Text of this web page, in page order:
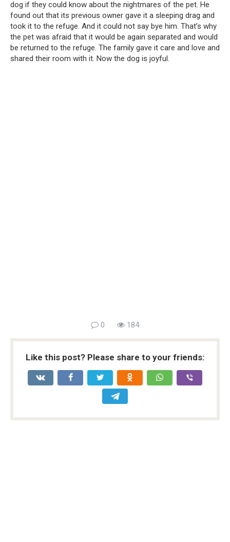
dog if they could know about the nightmares of the pet. He
found out that its previous owner gave it a sleeping drag and
took it to the refuge. And it could not say bye him. That’s why
the pet was afraid that it would be again separated and would
be returned to the refuge. The family gave it care and love and
shared their room with it. Now the dog is joyful.
0 184
Like this post? Please share to your friends: